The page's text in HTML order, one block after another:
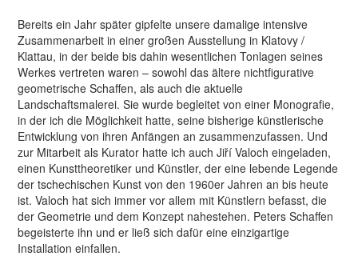
Bereits ein Jahr später gipfelte unsere damalige intensive
Zusammenarbeit in einer großen Ausstellung in Klatovy /
Klattau, in der beide bis dahin wesentlichen Tonlagen seines
Werkes vertreten waren – sowohl das ältere nichtfigurative
geometrische Schaffen, als auch die aktuelle
Landschaftsmalerei. Sie wurde begleitet von einer Monografie,
in der ich die Möglichkeit hatte, seine bisherige künstlerische
Entwicklung von ihren Anfängen an zusammenzufassen. Und
zur Mitarbeit als Kurator hatte ich auch Jiří Valoch eingeladen,
einen Kunsttheoretiker und Künstler, der eine lebende Legende
der tschechischen Kunst von den 1960er Jahren an bis heute
ist. Valoch hat sich immer vor allem mit Künstlern befasst, die
der Geometrie und dem Konzept nahestehen. Peters Schaffen
begeisterte ihn und er ließ sich dafür eine einzigartige
Installation einfallen.